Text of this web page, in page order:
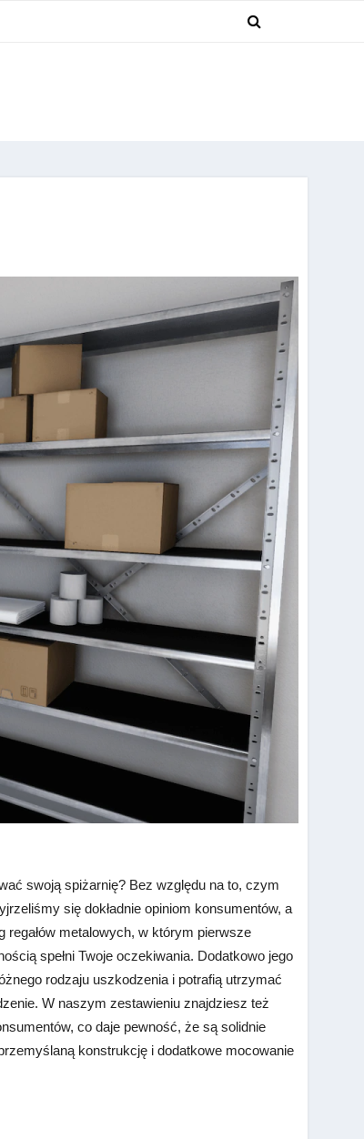
swoją spiżarnię? Bez względu na to, czym
się dokładnie opiniom konsumentów, a
regałów metalowych, w którym pierwsze
spełni Twoje oczekiwania. Dodatkowo jego
rodzaju uszkodzenia i potrafią utrzymać
W naszym zestawieniu znajdziesz też
co daje pewność, że są solidnie
konstrukcję i dodatkowe mocowanie